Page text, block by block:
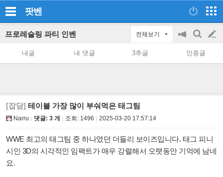
팟벤
프로레슬링 파티 인벤 전체보기
공
on/off
검
색
글
쓰
내글 내 댓글 3추글 인증글
[잡담] 테이블 가장 많이 부숴먹은 태그팀
Narru 댓글: 3 개 조회: 1496 2025-03-20 17:57:14
WWE 최고의 태그팀 중 하나였던 더들리 보이즈입니다. 태그 피니
시인 3D의 시각적인 임팩트가 매우 강렬해서 오랫동안 기억에 남네
요.